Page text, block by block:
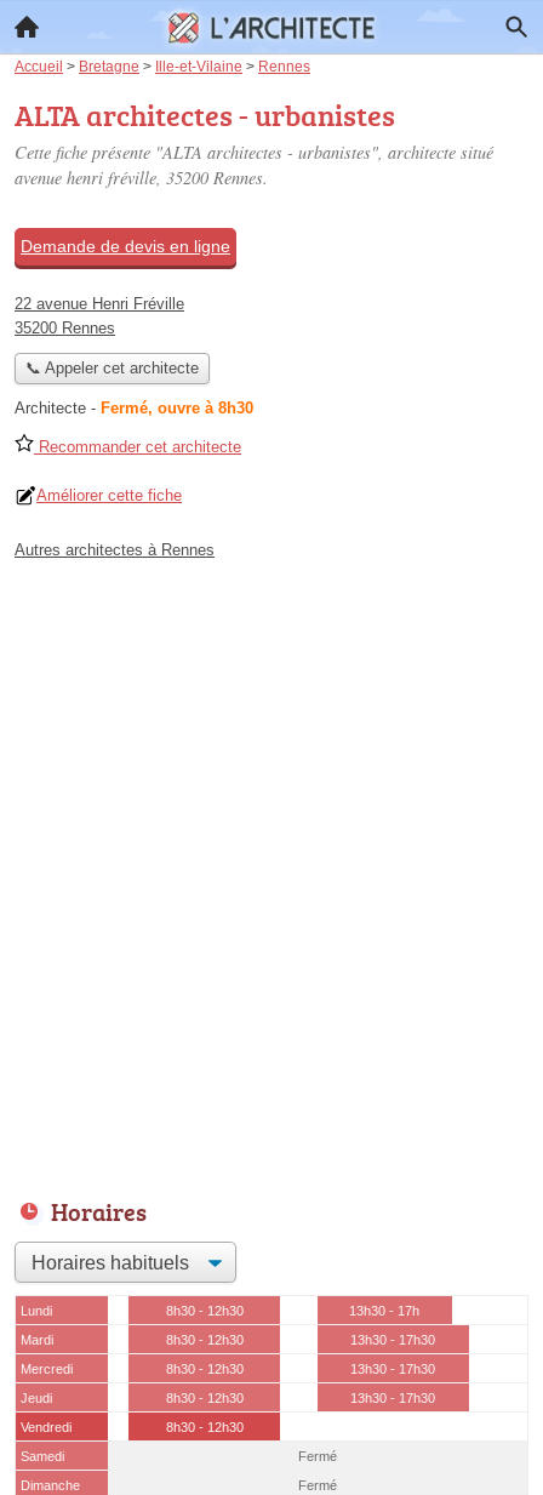
Accueil > Bretagne > Ille-et-Vilaine > Rennes
ALTA architectes - urbanistes
Cette fiche présente "ALTA architectes - urbanistes", architecte situé
avenue henri fréville, 35200 Rennes.
Demande de devis en ligne
22 avenue Henri Fréville
35200 Rennes
📞 Appeler cet architecte
Architecte - Fermé, ouvre à 8h30
Recommander cet architecte
Améliorer cette fiche
Autres architectes à Rennes
Horaires
Lundi 8h30 - 12h30
13h30 - 17h
Mardi
8h30 - 12h30
13h30 - 17h30
Mercredi
8h30 - 12h30
13h30 - 17h30
Jeudi
8h30 - 12h30
13h30 - 17h30
Vendredi
8h30 - 12h30
Samedi
Fermé
Dimanche
Fermé